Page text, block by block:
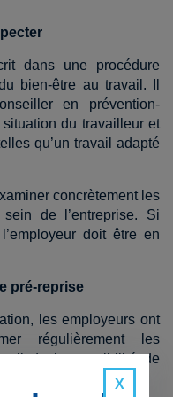
dans une procédure
bien-être au travail. Il
en prévention-
du travailleur et
qu’un travail adapté
concrètement les
de l’entreprise. Si
doit être en
pré-reprise
les employeurs ont
régulièrement les
de la possibilité de